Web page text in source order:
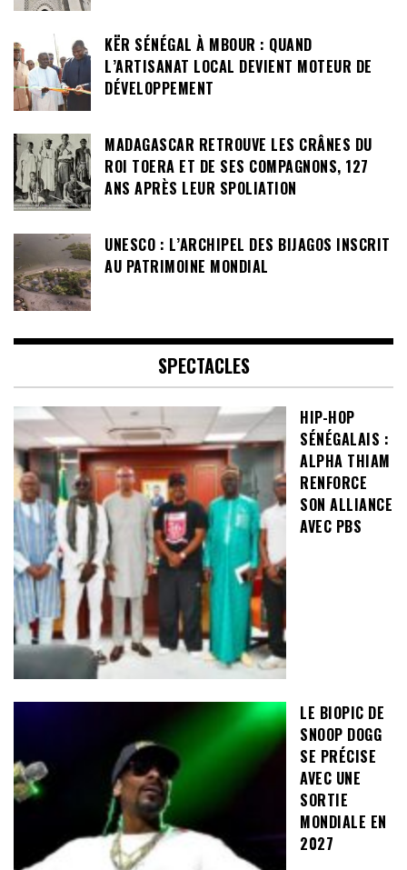
KËR SÉNÉGAL À MBOUR : QUAND
L’ARTISANAT LOCAL DEVIENT MOTEUR DE
DÉVELOPPEMENT
MADAGASCAR RETROUVE LES CRÂNES DU
ROI TOERA ET DE SES COMPAGNONS, 127
ANS APRÈS LEUR SPOLIATION
UNESCO : L’ARCHIPEL DES BIJAGOS INSCRIT
AU PATRIMOINE MONDIAL
SPECTACLES
HIP-HOP
SÉNÉGALAIS :
ALPHA THIAM
RENFORCE
SON ALLIANCE
AVEC PBS
LE BIOPIC DE
SNOOP DOGG
SE PRÉCISE
AVEC UNE
SORTIE
MONDIALE EN
2027